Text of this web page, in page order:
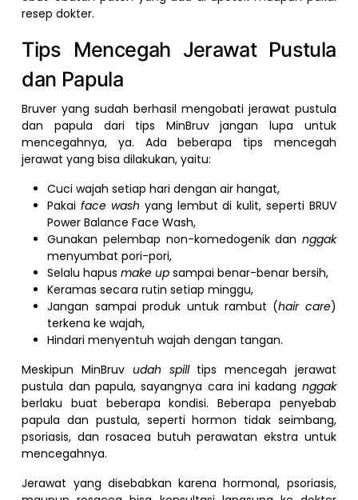
resep dokter.
Tips Mencegah Jerawat Pustula
dan Papula
Bruver yang sudah berhasil mengobati jerawat pustula
dan papula dari tips MinBruv jangan lupa untuk
mencegahnya, ya. Ada beberapa tips mencegah
jerawat yang bisa dilakukan, yaitu:
Cuci wajah setiap hari dengan air hangat,
Pakaiface wash yang lembut di kulit, seperti BRUV
Power Balance Face Wash,
Gunakan pelembap non-komedogenik dan nggak
menyumbat pori-pori,
Selalu hapusmake upsampai benar-benar bersih,
Keramas secara rutin setiap minggu,
Jangan sampai produk untuk rambut (hair care)
terkena ke wajah,
Hindari menyentuh wajah dengan tangan.
Meskipun MinBruv udah spill tips mencegah jerawat
pustula dan papula, sayangnya cara ini kadang nggak
berlaku buat beberapa kondisi. Beberapa penyebab
papula dan pustula, seperti hormon tidak seimbang,
psoriasis, dan rosacea butuh perawatan ekstra untuk
mencegahnya.
Jerawat yang disebabkan karena hormonal, psoriasis,